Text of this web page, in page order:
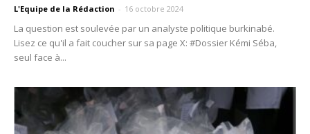
L'Equipe de la Rédaction - 16 octobre 2024
La question est soulevée par un analyste politique burkinabé.
Lisez ce qu'il a fait coucher sur sa page X: #Dossier Kémi Séba,
seul face à...